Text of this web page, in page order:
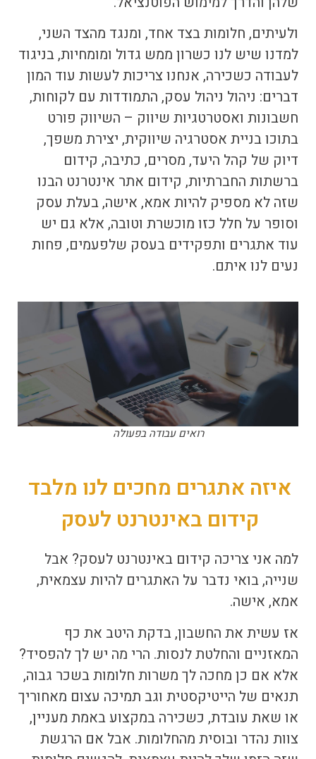
ולעיתים, חלומות בצד אחד, ומנגד מהצד השני,
למדנו שיש לנו כשרון ממש גדול ומומחיות, בניגוד
לעבודה כשכירה, אנחנו צריכות לעשות עוד המון
דברים: ניהול ניהול עסק, התמודדות עם לקוחות,
חשבונות ואסטרטגיות שיווק – השיווק פורט
בתוכו בניית אסטרגיה שיווקית, יצירת משפך,
דיוק של קהל היעד, מסרים, כתיבה, קידום
ברשתות החברתיות, קידום אתר אינטרנט הבנו
שזה לא מספיק להיות אמא, אישה, בעלת עסק
וסופר על חלל כזו מוכשרת וטובה, אלא גם יש
עוד אתגרים ותפקידים בעסק שלפעמים, פחות
נעים לנו איתם.
רואים עבודה בפעולה
איזה אתגרים מחכים לנו מלבד
קידום באינטרנט לעסק
למה אני צריכה קידום באינטרנט לעסק? אבל
שנייה, בואי נדבר על האתגרים להיות עצמאית,
אמא, אישה.
אז עשית את החשבון, בדקת היטב את כף
המאזניים והחלטת לנסות. הרי מה יש לך להפסיד?
אלא אם כן מחכה לך משרות חלומות בשכר גבוה,
תנאים של הייטיקסטית וגב תמיכה עצום מאחוריך
או שאת עובדת, כשכירה במקצוע באמת מעניין,
צוות נהדר ובוסית מהחלומות. אבל אם הרגשת